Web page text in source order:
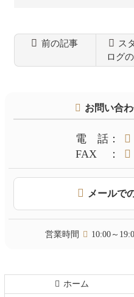
前の記事
ス
ログ
お問い合
電話 ：
FAX
：
メールで
営業時間 10:00～
ホーム